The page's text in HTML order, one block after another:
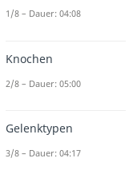
1/8 – Dauer: 04:08
Knochen
2/8 – Dauer: 05:00
Gelenktypen
3/8 – Dauer: 04:17